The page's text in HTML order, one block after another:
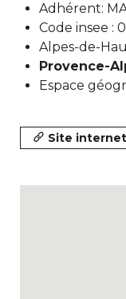
Adhérent:
Code insee :
Alpes-de-
Provence-
Espace
Site internet